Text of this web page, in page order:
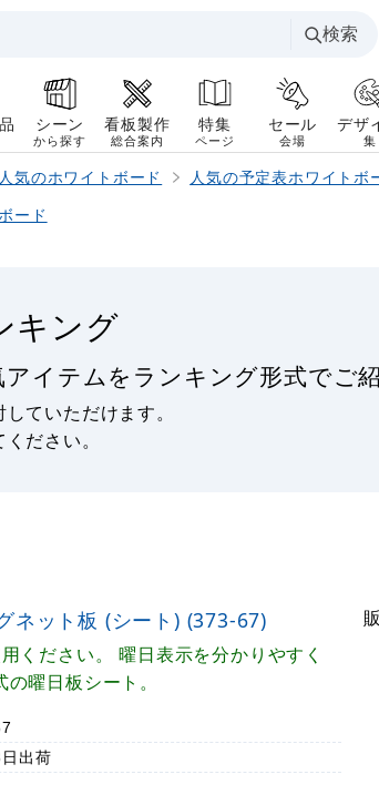
検索
シーン
から探す
看板製作
総合案内
特集
ページ
セール
会場
デザ
集
人気のホワイトボード
人気の予定表ホワイトボ
ード
キング
イテムをランキング形式でご
ていただけます。
ださい。
ネット板 (シート) (373-67)
ください。 曜日表示を分かりやすく
曜日板シート。
出荷